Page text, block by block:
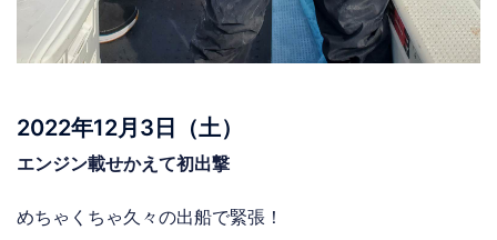
2022年12月3日（土）
エンジン載せかえて初出撃
めちゃくちゃ久々の出船で緊張！